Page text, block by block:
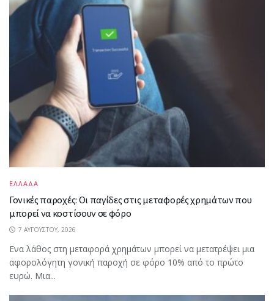
ΕΛΛΑΔΑ
Γονικές παροχές: Οι παγίδες στις μεταφορές χρημάτων που
μπορεί να κοστίσουν σε φόρο
7 ΑΥΓΟΎΣΤΟΥ, 2026
Ενα λάθος στη μεταφορά χρημάτων μπορεί να μετατρέψει μια
αφορολόγητη γονική παροχή σε φόρο 10% από το πρώτο
ευρώ. Μια...